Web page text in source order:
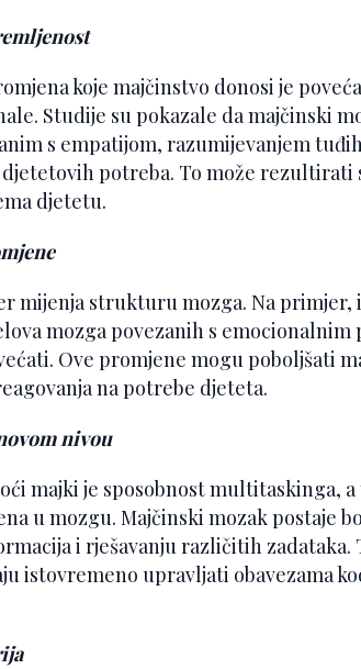
koje majčinstvo donosi je
Studije su pokazale da majčinski
s empatijom, razumijevanjem
potreba. To može rezultirati
djetetu.
mijenja strukturu mozga. Na primjer,
mozga povezanih s
Ove promjene mogu poboljšati
na potrebe djeteta.
nivou
majki je sposobnost multitaskinga,
u mozgu. Majčinski mozak postaje
i rješavanju različitih zadataka.
istovremeno upravljati obavezama